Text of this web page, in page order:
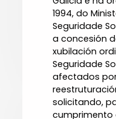
1994, do
Seguridade
a concesión
xubilación
Seguridade
afectados
solicitando,
cumprimento